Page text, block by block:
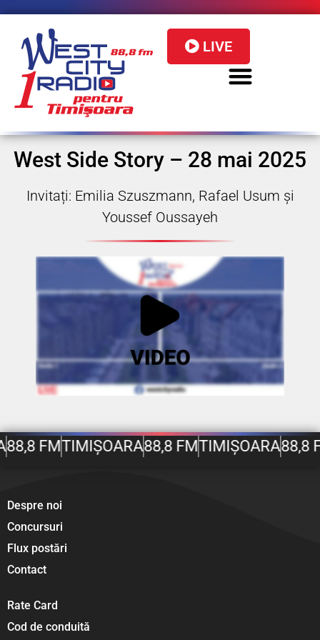
LIVE
West Side Story – 28 mai 2025
Invitați: Emilia Szuszmann, Rafael Usum și
Youssef Oussayeh
88,8 FMTIMIȘOARA88,8 FMTIMIȘOARA88,8
Despre noi
Concursuri
Flux postări
Contact
Rate Card
Cod de conduită